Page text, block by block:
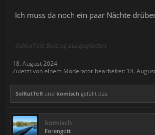
Ich muss da noch ein paar Nächte
SolKutTeR: Beitrag ausgegliedert
18. August 2024
Zuletzt von einem Moderator bearbeitet: 18.
SolKutTeR und komisch gefällt das.
komisch
Forengott